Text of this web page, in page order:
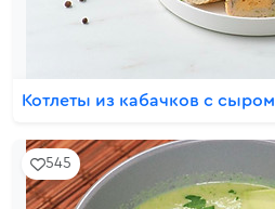
Котлеты из кабачков с сыром
545